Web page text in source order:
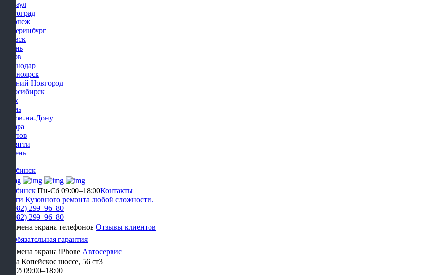
Барнаул
Волгоград
Воронеж
Екатеринбург
Ижевск
Казань
Киров
Краснодар
Красноярск
Нижний Новгород
Новосибирск
Омск
Пермь
Ростов-на-Дону
Самара
Саратов
Тольятти
Тюмень
Челябинск
Челябинск Пн-Сб 09:00–18:00Контакты
Услуги Кузовного ремонта любой сложности.
+7 (982) 299‒96‒80
+7 (982) 299‒96‒80
Отзывы клиентов
Обязательная гарантия
Автосервис
улица Копейское шоссе, 56 ст3​
Пн-Сб 09:00–18:00